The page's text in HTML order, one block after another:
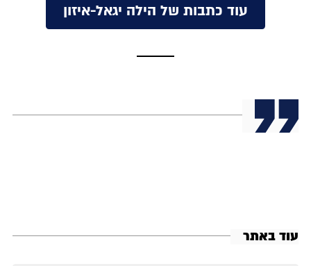
עוד כתבות של הילה יגאל-איזון
עוד באתר